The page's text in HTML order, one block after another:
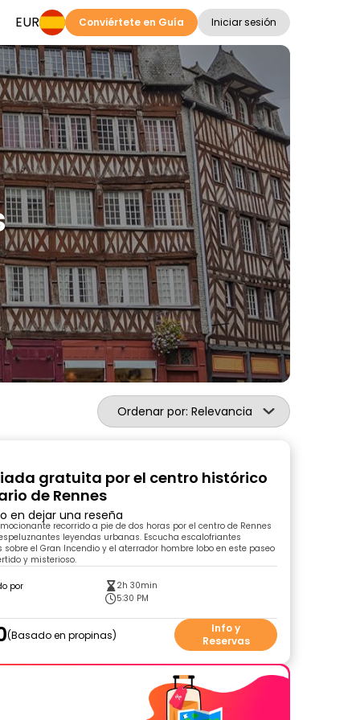
EUR Conviértete en Guía Iniciar sesión
Ordenar por: Relevancia
gratuita por el centro histórico
de Rennes
en dejar una reseña
recorrido a pie de dos horas por el centro de Rennes
leyendas urbanas. Escucha escalofriantes
el Gran Incendio y el aterrador hombre lobo en este paseo
y misterioso.
por
2h 30min
5:30 PM
Basado en propinas
Info y
Reservas